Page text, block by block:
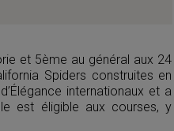
et 5ème au général aux 24
Spiders construites en
internationaux et a
est éligible aux courses, y